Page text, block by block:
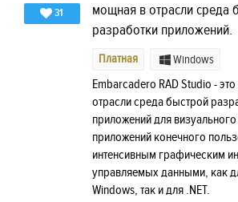
31
мощная в отрасли среда
разработки приложений.
Платная Windows
Embarcadero RAD Studio -
отрасли среда быстрой
приложений для
приложений конечного
интенсивным графическим
управляемых данными, как
Windows, так и для .NET.